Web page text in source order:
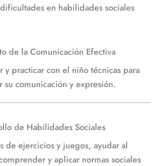
en habilidades sociales
de la Comunicación Efectiva
y practicar con el niño técnicas para
su comunicación y expresión.
de Habilidades Sociales
de ejercicios y juegos, ayudar al
y aplicar normas sociales